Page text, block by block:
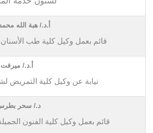
أ.د./ هبة الله
قائم بعمل وكيل كلية طب الأسنان
أ.د./
نيابة عن وكيل كلية التمريض
د./ سحر
قائم بعمل وكيل كلية الفنون